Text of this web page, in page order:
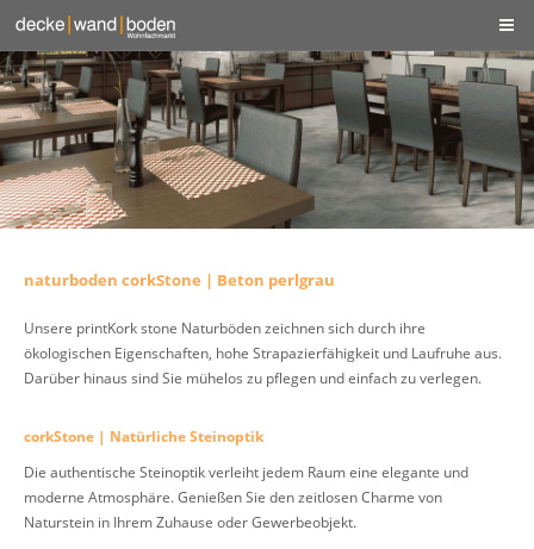
naturboden corkStone | Beton perlgrau
Unsere printKork stone Naturböden zeichnen sich durch ihre
ökologischen Eigenschaften, hohe Strapazierfähigkeit und Laufruhe aus.
Darüber hinaus sind Sie mühelos zu pflegen und einfach zu verlegen.
corkStone | Natürliche Steinoptik
Die authentische Steinoptik verleiht jedem Raum eine elegante und
moderne Atmosphäre. Genießen Sie den zeitlosen Charme von
Naturstein in Ihrem Zuhause oder Gewerbeobjekt.